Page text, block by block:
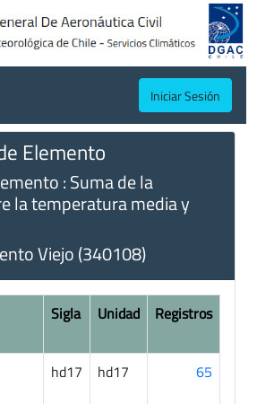
Iniciar Sesión
Elemento
: Suma de la
la temperatura media y
Viejo (340108)
Sigla Unidad Registros
hd17 hd17 65